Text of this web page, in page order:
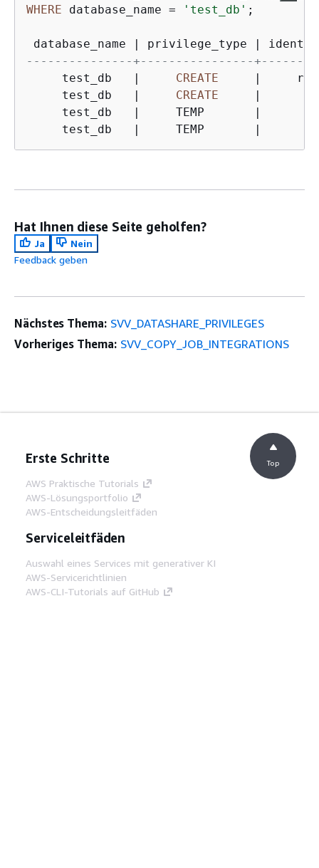
WHERE database_name = 'test_db' ;
database_name | privilege_type |
---------------+----------------
     test_db
| CREATE |
     test_db
| CREATE |
     test_db
|
     TEMP
|
     test_db
|
     TEMP
|
Hat Ihnen diese Seite geholfen?
Ja
Nein
Feedback geben
Nächstes Thema: SVV_DATASHARE_PRIVILEGES
Vorheriges Thema: SVV_COPY_JOB_INTEGRATIONS
Erste Schritte
AWS Praktische Tutorials
AWS-Lösungsportfolio
AWS-Entscheidungsleitfäden
Serviceleitfäden
Auswahl eines Services mit generativer KI
AWS-Servicerichtlinien
AWS-CLI-Tutorials auf GitHub
Top